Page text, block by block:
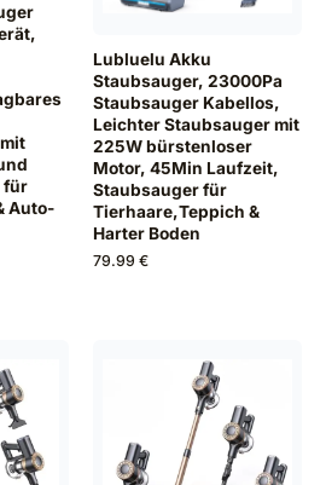
für
Auto-
Lubluelu Akku
Staubsauger, 23000Pa
Staubsauger Kabellos,
Leichter Staubsauger mit
225W bürstenloser
Motor, 45Min Laufzeit,
Staubsauger für
Tierhaare,Teppich &
Harter Boden
79.99 €